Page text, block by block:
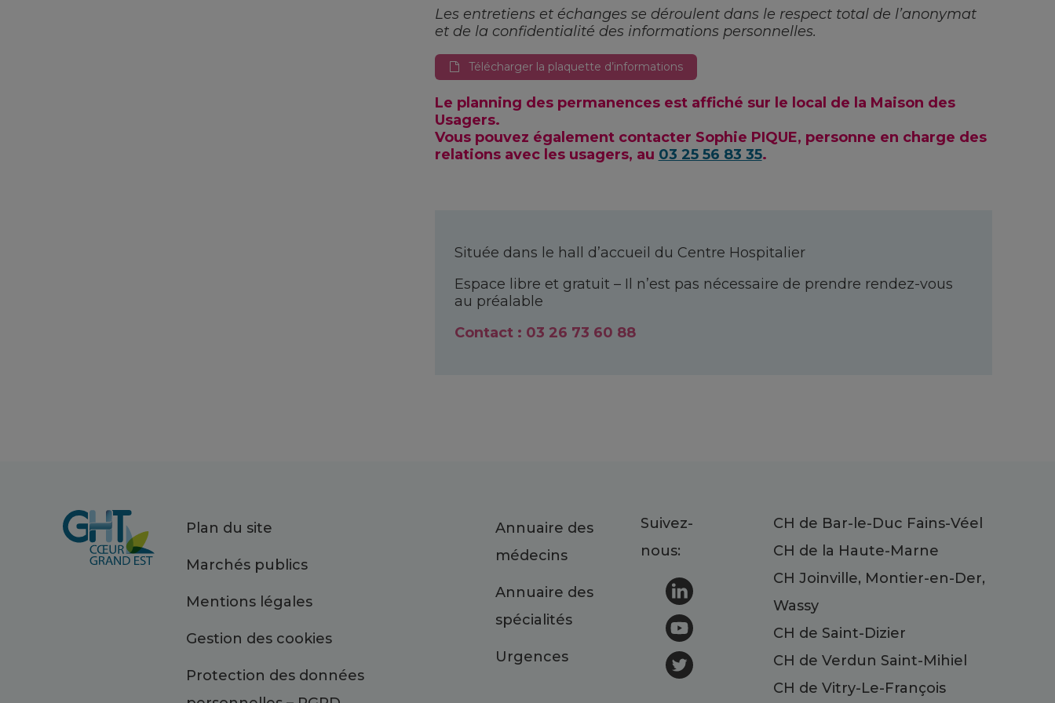
Les entretiens et échanges se déroulent dans le respect total de l’anonymat
et de la confidentialité des informations personnelles.
Télécharger la plaquette d’informations
Le planning des permanences est affiché sur le local de la Maison des
Usagers.
Vous pouvez également contacter Sophie PIQUE, personne en charge des
relations avec les usagers, au 03 25 56 83 35.
Située dans le hall d’accueil du Centre Hospitalier
Espace libre et gratuit – Il n’est pas nécessaire de prendre rendez-vous
au préalable
Contact : 03 26 73 60 88
Plan du site
Marchés publics
Mentions légales
Gestion des cookies
Protection des données
Annuaire des
médecins
Annuaire des
spécialités
Urgences
Suivez-
nous:
CH de Bar-le-Duc Fains-Véel
CH de la Haute-Marne
CH Joinville, Montier-en-Der,
Wassy
CH de Saint-Dizier
CH de Verdun Saint-Mihiel
CH de Vitry-Le-François